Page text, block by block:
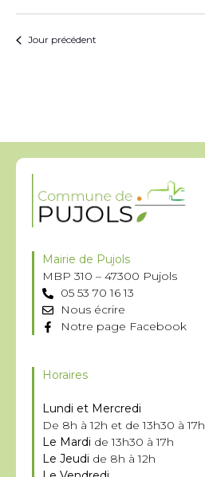
Jour précédent
Mairie de Pujols
MBP 310 – 47300 Pujols
05 53 70 16 13
Nous écrire
Notre page Facebook
Horaires
Lundi et Mercredi
De 8h à 12h et de 13h30 à 17h
Le Mardi de 13h30 à 17h
Le Jeudi de 8h à 12h